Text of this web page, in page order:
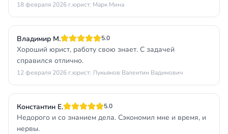
18 февраля 2026 г.юрист: Марк Мина
Владимир М. 5.0
Хороший юрист, работу свою знает. С задачей
справился отлично.
12 февраля 2026 г.юрист: Лукьянов Валентин Вадимович
Константин Е. 5.0
Недорого и со знанием дела. Сэкономил мне и время, и
нервы.